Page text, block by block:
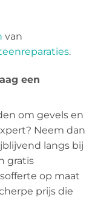
van
.
een
om gevels en
Neem dan
langs bij
gratis
op maat
prijs die